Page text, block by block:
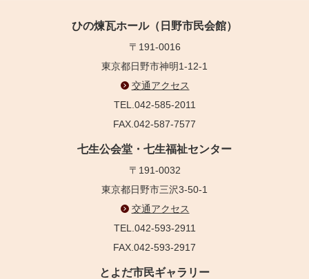
ひの煉瓦ホール（日野市民会館）
〒191-0016
東京都日野市神明1-12-1
交通アクセス
TEL.042-585-2011
FAX.042-587-7577
七生公会堂・七生福祉センター
〒191-0032
東京都日野市三沢3-50-1
交通アクセス
TEL.042-593-2911
FAX.042-593-2917
とよだ市民ギャラリー